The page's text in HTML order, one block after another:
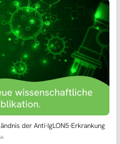
der Anti-IgLON5-Erkrankung